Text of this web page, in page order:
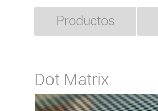
Productos
Dot Matrix